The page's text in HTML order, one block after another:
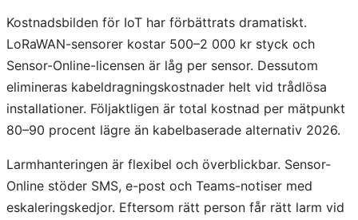
Kostnadsbilden för IoT har förbättrats dramatiskt.
LoRaWAN-sensorer kostar 500–2 000 kr styck och
Sensor-Online-licensen är låg per sensor. Dessutom
elimineras kabeldragningskostnader helt vid trådlösa
installationer. Följaktligen är total kostnad per mätpunkt
80–90 procent lägre än kabelbaserade alternativ 2026.
Larmhanteringen är flexibel och överblickbar. Sensor-
Online stöder SMS, e-post och Teams-notiser med
eskaleringskedjor. Eftersom rätt person får rätt larm vid